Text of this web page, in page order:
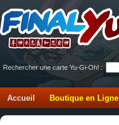
Rechercher une carte Yu-Gi-Oh! :
Accueil Boutique en Ligne